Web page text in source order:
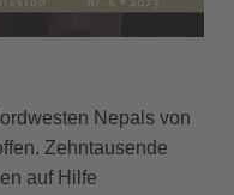
Nepals von
Zehntausende
auf Hilfe